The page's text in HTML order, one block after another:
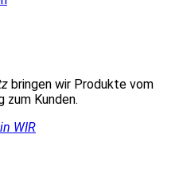
bringen wir Produkte vom
zum Kunden.
WIR